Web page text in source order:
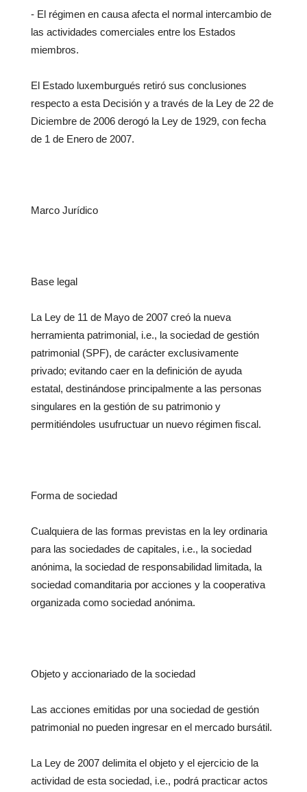
- El régimen en causa afecta el normal intercambio de
las actividades comerciales entre los Estados
miembros.
El Estado luxemburgués retiró sus conclusiones
respecto a esta Decisión y a través de la Ley de 22 de
Diciembre de 2006 derogó la Ley de 1929, con fecha
de 1 de Enero de 2007.
Marco Jurídico
Base legal
La Ley de 11 de Mayo de 2007 creó la nueva
herramienta patrimonial, i.e., la sociedad de gestión
patrimonial (SPF), de carácter exclusivamente
privado; evitando caer en la definición de ayuda
estatal, destinándose principalmente a las personas
singulares en la gestión de su patrimonio y
permitiéndoles usufructuar un nuevo régimen fiscal.
Forma de sociedad
Cualquiera de las formas previstas en la ley ordinaria
para las sociedades de capitales, i.e., la sociedad
anónima, la sociedad de responsabilidad limitada, la
sociedad comanditaria por acciones y la cooperativa
organizada como sociedad anónima.
Objeto y accionariado de la sociedad
Las acciones emitidas por una sociedad de gestión
patrimonial no pueden ingresar en el mercado bursátil.
La Ley de 2007 delimita el objeto y el ejercicio de la
actividad de esta sociedad, i.e., podrá practicar actos